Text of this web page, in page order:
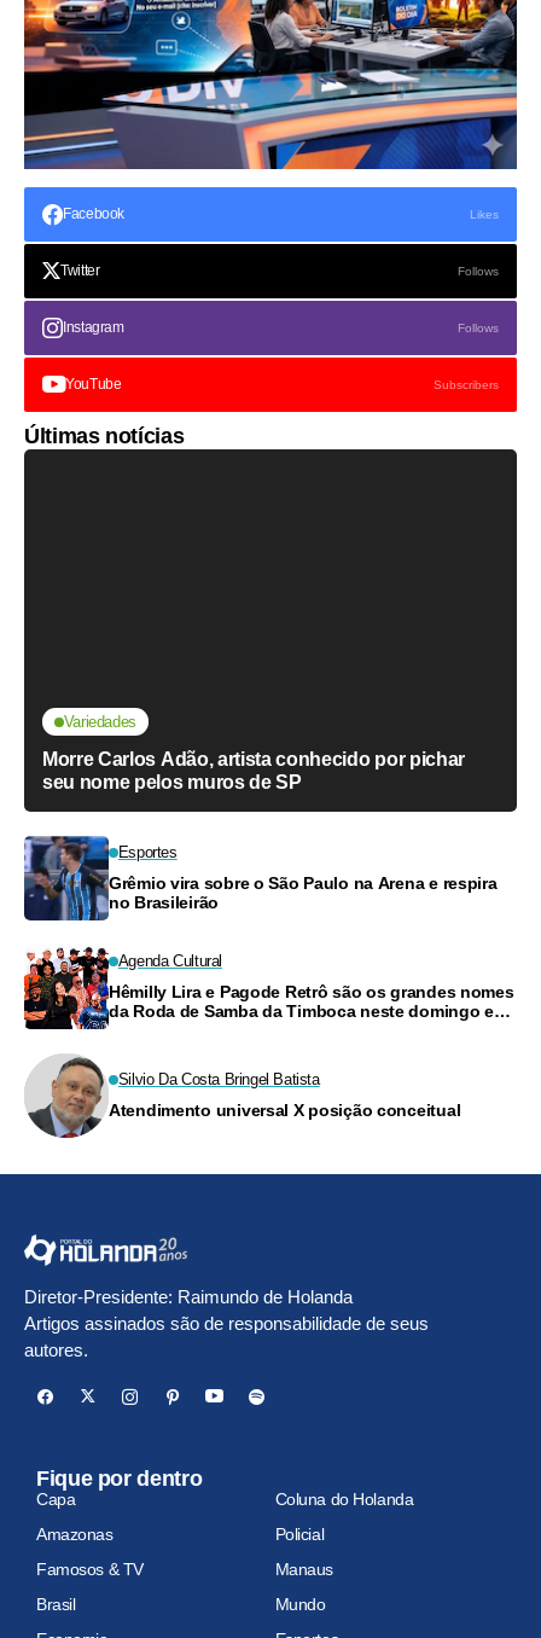
Facebook Likes
Twitter Follows
Instagram Follows
YouTube Subscribers
Últimas notícias
Variedades
Morre Carlos Adão, artista conhecido por pichar
seu nome pelos muros de SP
Esportes
Grêmio vira sobre o São Paulo na Arena e respira
no Brasileirão
Agenda Cultural
Hêmilly Lira e Pagode Retrô são os grandes nomes
da Roda de Samba da Timboca neste domingo em
Silvio Da Costa Bringel Batista
Atendimento universal X posição conceitual
Diretor-Presidente: Raimundo de Holanda
Artigos assinados são de responsabilidade de seus
autores.
Fique por dentro
Capa
Coluna do Holanda
Amazonas
Policial
Famosos & TV
Manaus
Brasil
Mundo